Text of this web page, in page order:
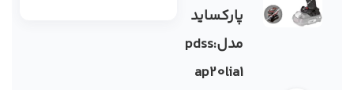
پارکساید
مدل:pdss
ap20lia1